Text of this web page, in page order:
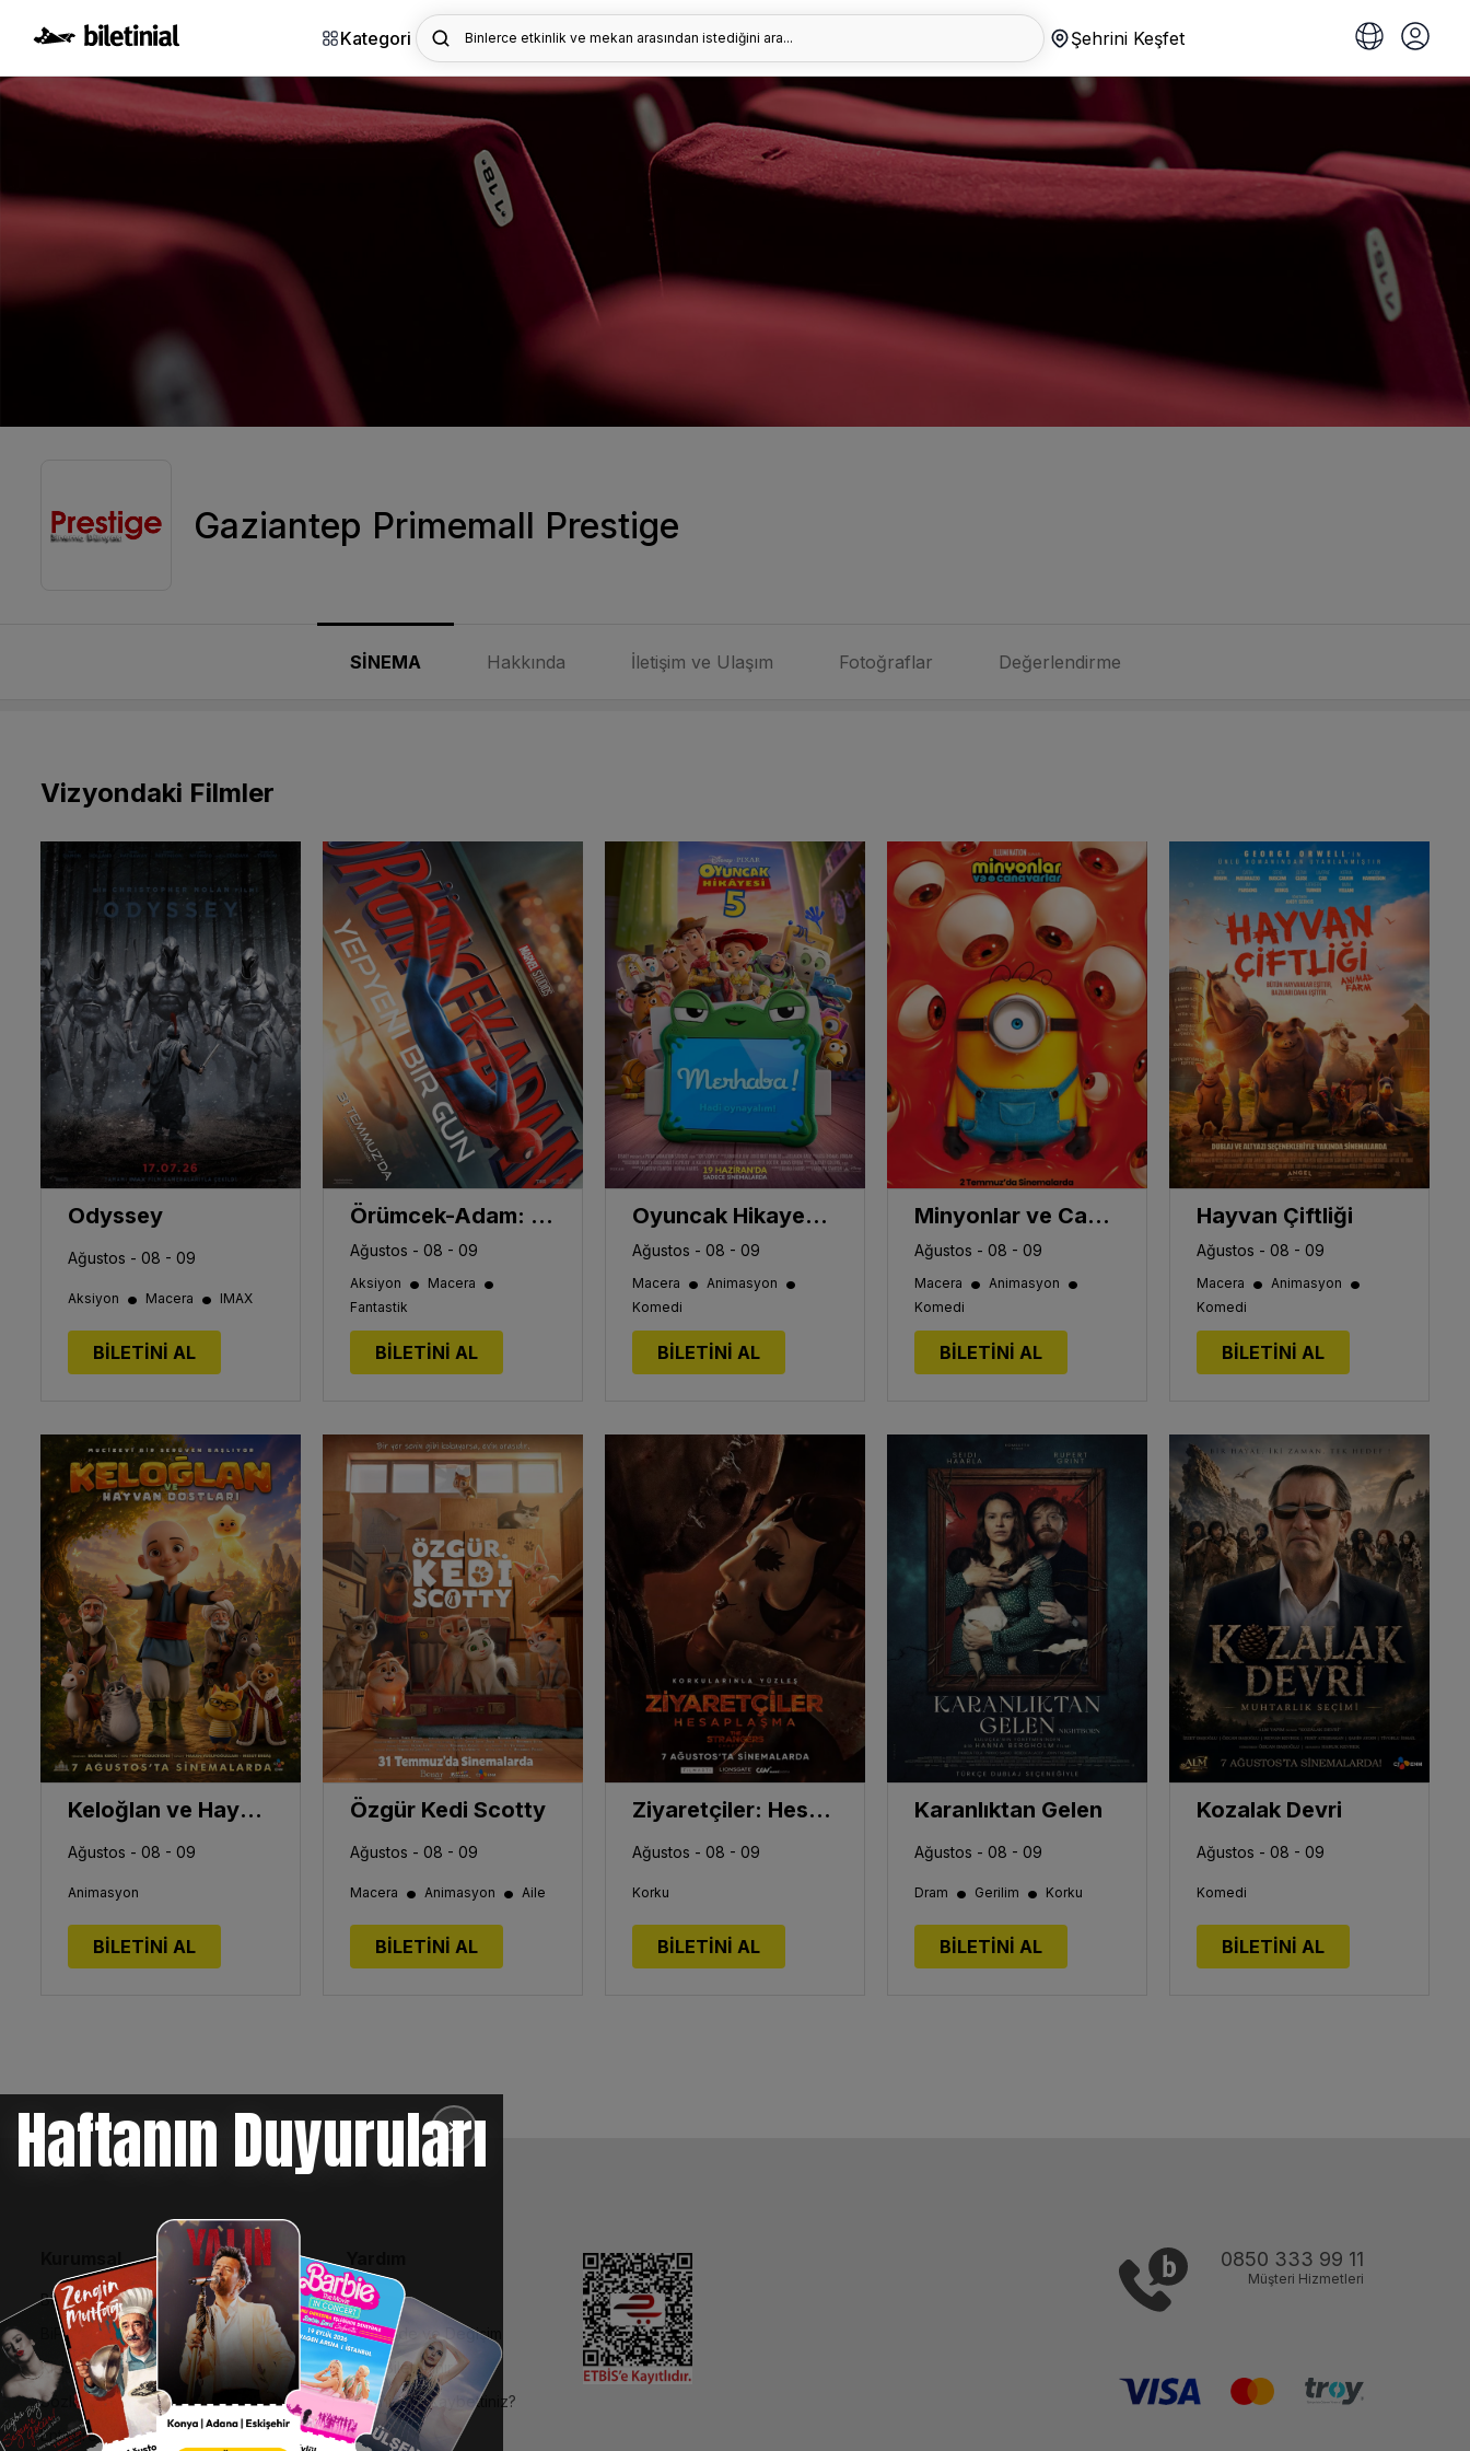
Kategori Binlerce etkinlik ve mekan arasından istediğini ara... Şehrini Keşfet
Gaziantep Primemall Prestige
SİNEMA Hakkında İletişim ve Ulaşım Fotoğraflar Değerlendirme
Vizyondaki Filmler
Odyssey
Ağustos - 08 - 09
Aksiyon • Macera • IMAX
BİLETİNİ AL
Örümcek-Adam: Yepyeni Bir Gün
Ağustos - 08 - 09
Aksiyon • Macera •
Fantastik
BİLETİNİ AL
Oyuncak Hikayesi 5
Ağustos - 08 - 09
Macera • Animasyon •
Komedi
BİLETİNİ AL
Minyonlar ve Canavarlar
Ağustos - 08 - 09
Macera • Animasyon •
Komedi
BİLETİNİ AL
Hayvan Çiftliği
Ağustos - 08 - 09
Macera • Animasyon •
Komedi
BİLETİNİ AL
Keloğlan ve Hayvan Dostları
Ağustos - 08 - 09
Animasyon
BİLETİNİ AL
Özgür Kedi Scotty
Ağustos - 08 - 09
Macera • Animasyon • Aile
BİLETİNİ AL
Ziyaretçiler: Hesaplaşma
Ağustos - 08 - 09
Korku
BİLETİNİ AL
Karanlıktan Gelen
Ağustos - 08 - 09
Dram • Gerilim • Korku
BİLETİNİ AL
Kozalak Devri
Ağustos - 08 - 09
Komedi
BİLETİNİ AL
✕
Haftanın Duyuruları
Bilgi Toplumu Hizmetleri
BiPuan Kurallar & Koşullar
Kişisel Verilerin Korunması
Sözleşme ve Politikalar
Entegre Yönetim Sistemi Politikası
SSS
İptal, İade ve Değişim
Nasıl Bilet Alınır
Biletinizi Mi Kaybettiniz?
0850 333 99 11
Müşteri Hizmetleri